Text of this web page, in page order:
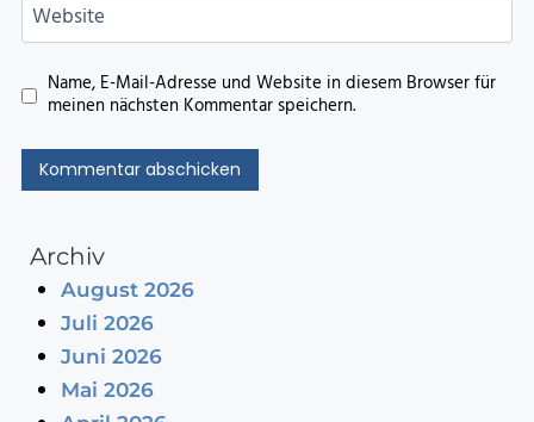
Website
Name, E-Mail-Adresse und Website in diesem Browser für
meinen nächsten Kommentar speichern.
Archiv
August 2026
Juli 2026
Juni 2026
Mai 2026